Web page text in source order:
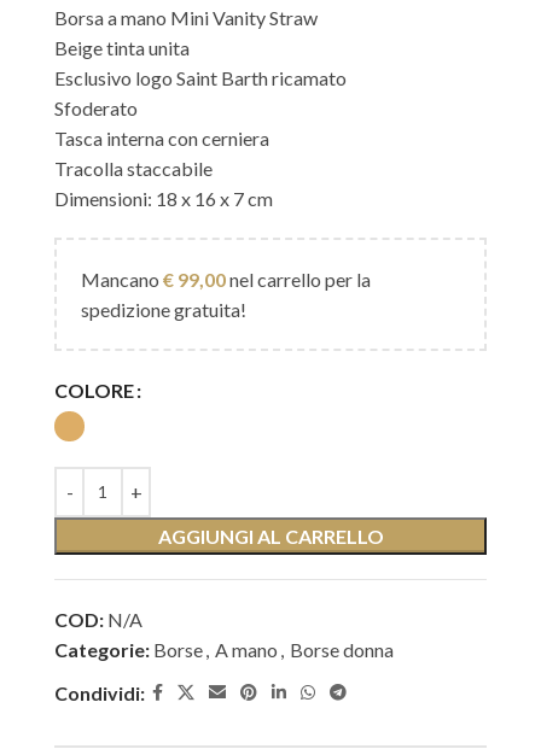
Borsa a mano Mini Vanity Straw
Beige tinta unita
Esclusivo logo Saint Barth ricamato
Sfoderato
Tasca interna con cerniera
Tracolla staccabile
Dimensioni: 18 x 16 x 7 cm
Mancano € 99,00nel carrello per la
spedizione gratuita!
COLORE
AGGIUNGI AL CARRELLO
COD: N/A
Categorie: Borse A mano
Borse donna
Condividi: